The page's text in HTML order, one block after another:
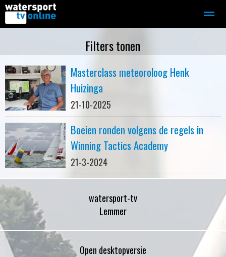
Motorboot-sloep Adverteren
Home
Filters tonen
Masterclass meteoroloog Henk
Huizinga
21-10-2025
Boeien ronden volgens de regels in
Winning Tactics Academy
21-3-2024
watersport-tv
Lemmer
Open desktopversie